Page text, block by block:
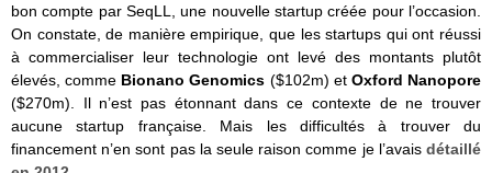
bon compte par SeqLL, une nouvelle startup créée pour l’occasion.
On constate, de manière empirique, que les startups qui ont réussi
à commercialiser leur technologie ont levé des montants plutôt
élevés, comme Bionano Genomics ($102m) et Oxford Nanopore
($270m). Il n’est pas étonnant dans ce contexte de ne trouver
aucune startup française. Mais les difficultés à trouver du
financement n’en sont pas la seule raison comme je l’avais détaillé